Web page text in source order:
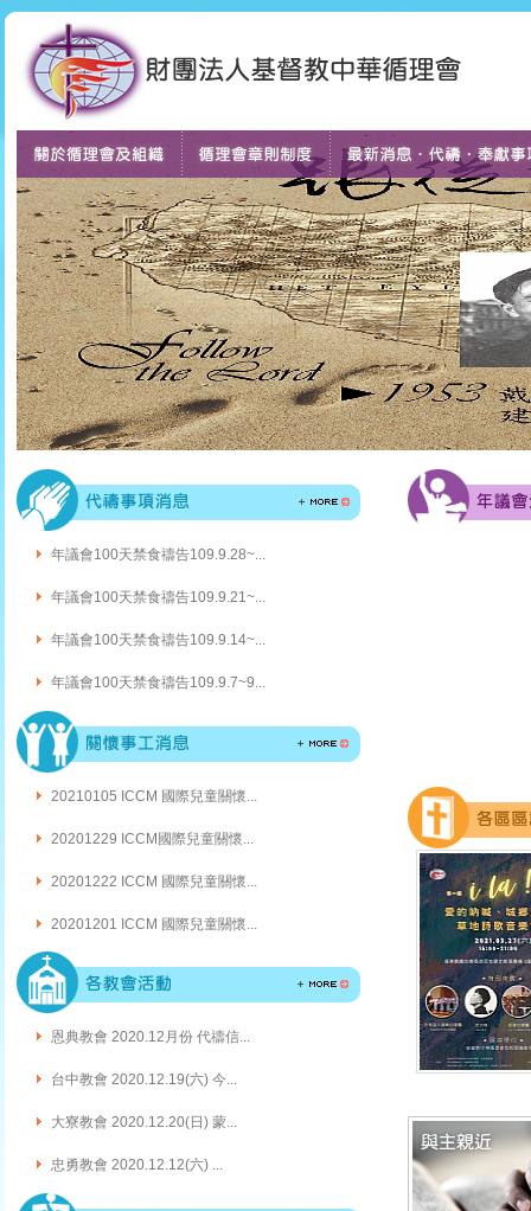
年議會100天禁食禱告109.9.28~...
年議會100天禁食禱告109.9.21~...
年議會100天禁食禱告109.9.14~...
年議會100天禁食禱告109.9.7~9...
20210105 ICCM 國際兒童關懷...
20201229 ICCM國際兒童關懷...
20201222 ICCM 國際兒童關懷...
20201201 ICCM 國際兒童關懷...
恩典教會 2020.12月份 代禱信...
台中教會 2020.12.19(六) 今...
大寮教會 2020.12.20(日) 蒙...
忠勇教會 2020.12.12(六) ...